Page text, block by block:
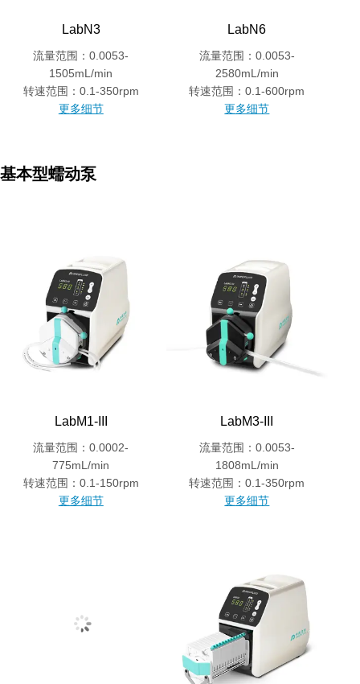
LabN3
流量范围：0.0053-
1505mL/min
转速范围：0.1-350rpm
更多细节
LabN6
流量范围：0.0053-
2580mL/min
转速范围：0.1-600rpm
更多细节
基本型蠕动泵
LabM1-III
流量范围：0.0002-
775mL/min
转速范围：0.1-150rpm
更多细节
LabM3-III
流量范围：0.0053-
1808mL/min
转速范围：0.1-350rpm
更多细节